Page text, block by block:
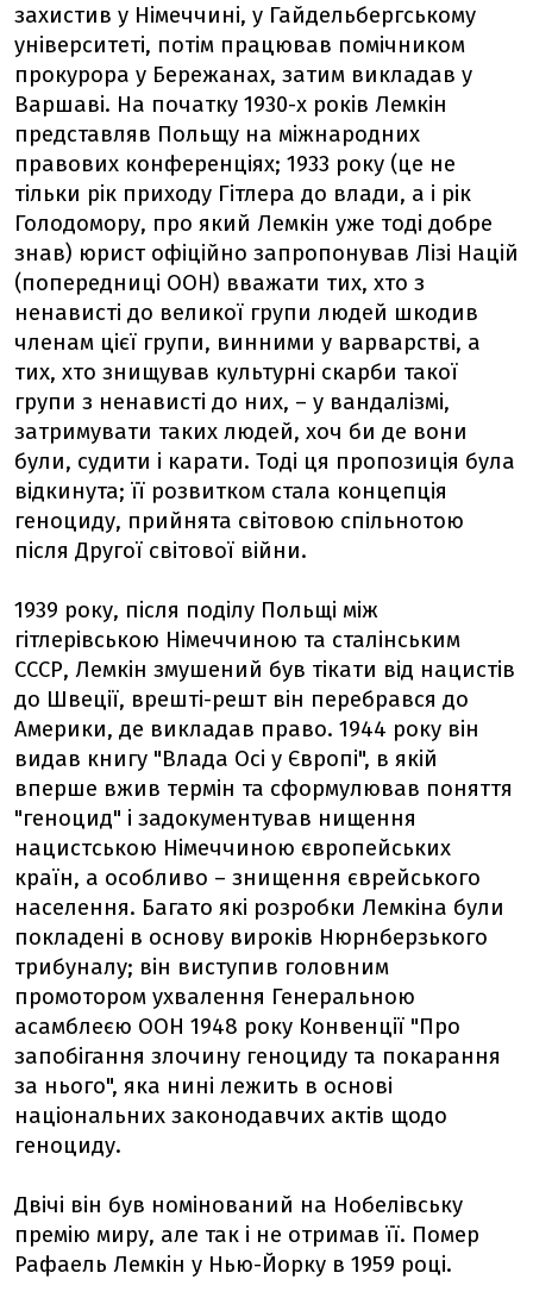
захистив у Німеччині, у Гайдельбергському
університеті, потім працював помічником
прокурора у Бережанах, затим викладав у
Варшаві. На початку 1930-х років Лемкін
представляв Польщу на міжнародних
правових конференціях; 1933 року (це не
тільки рік приходу Гітлера до влади, а і рік
Голодомору, про який Лемкін уже тоді добре
знав) юрист офіційно запропонував Лізі Націй
(попередниці ООН) вважати тих, хто з
ненависті до великої групи людей шкодив
членам цієї групи, винними у варварстві, а
тих, хто знищував культурні скарби такої
групи з ненависті до них, – у вандалізмі,
затримувати таких людей, хоч би де вони
були, судити і карати. Тоді ця пропозиція була
відкинута; її розвитком стала концепція
геноциду, прийнята світовою спільнотою
після Другої світової війни.
1939 року, після поділу Польщі між
гітлерівською Німеччиною та сталінським
СССР, Лемкін змушений був тікати від нацистів
до Швеції, врешті-решт він перебрався до
Америки, де викладав право. 1944 року він
видав книгу "Влада Осі у Європі", в якій
вперше вжив термін та сформулював поняття
"геноцид" і задокументував нищення
нацистською Німеччиною європейських
країн, а особливо – знищення єврейського
населення. Багато які розробки Лемкіна були
покладені в основу вироків Нюрнберзького
трибуналу; він виступив головним
промотором ухвалення Генеральною
асамблеєю ООН 1948 року Конвенції "Про
запобігання злочину геноциду та покарання
за нього", яка нині лежить в основі
національних законодавчих актів щодо
геноциду.
Двічі він був номінований на Нобелівську
премію миру, але так і не отримав її. Помер
Рафаель Лемкін у Нью-Йорку в 1959 році.